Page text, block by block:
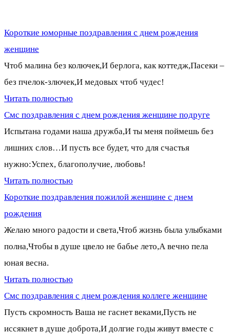
Короткие юморные поздравления с днем рождения
женщине
Чтоб малина без колючек,И берлога, как коттедж,Пасеки –
без пчелок-злючек,И медовых чтоб чудес!
Читать полностью
Смс поздравления с днем рождения женщине подруге
Испытана годами наша дружба,И ты меня поймешь без
лишних слов…И пусть все будет, что для счастья
нужно:Успех, благополучие, любовь!
Читать полностью
Короткие поздравления пожилой женщине с днем
рождения
Желаю много радости и света,Чтоб жизнь была улыбками
полна,Чтобы в душе цвело не бабье лето,А вечно пела
юная весна.
Читать полностью
Смс поздравления с днем рождения коллеге женщине
Пусть скромность Ваша не гаснет веками,Пусть не
иссякнет в душе доброта,И долгие годы живут вместе с